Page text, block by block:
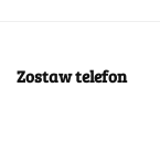
Zostaw telefon